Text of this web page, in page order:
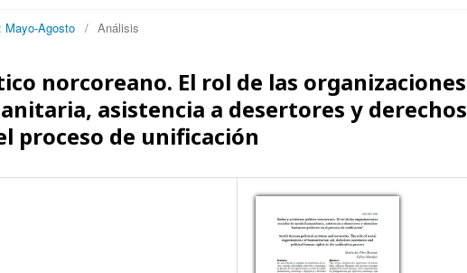
Mayo-Agosto / Análisis
norcoreano. El rol de las organizaciones
asistencia a desertores y derechos
proceso de unificación